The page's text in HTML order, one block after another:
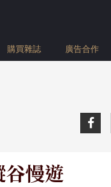
購買雜誌 廣告合作
慢遊